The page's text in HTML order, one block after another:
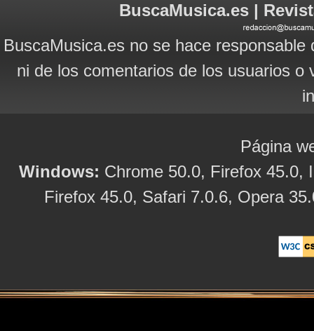
BuscaMusica.es |
BuscaMusica.es no se hace
ni de los comentarios de los usuarios
Página
Windows: Chrome 50.0, Firefox 45.0,
Firefox 45.0, Safari 7.0.6, Opera